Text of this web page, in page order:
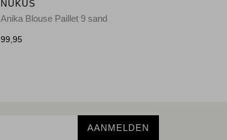
NUKUS
Anika Blouse Paillet 9 sand
99,95
AANMELDEN